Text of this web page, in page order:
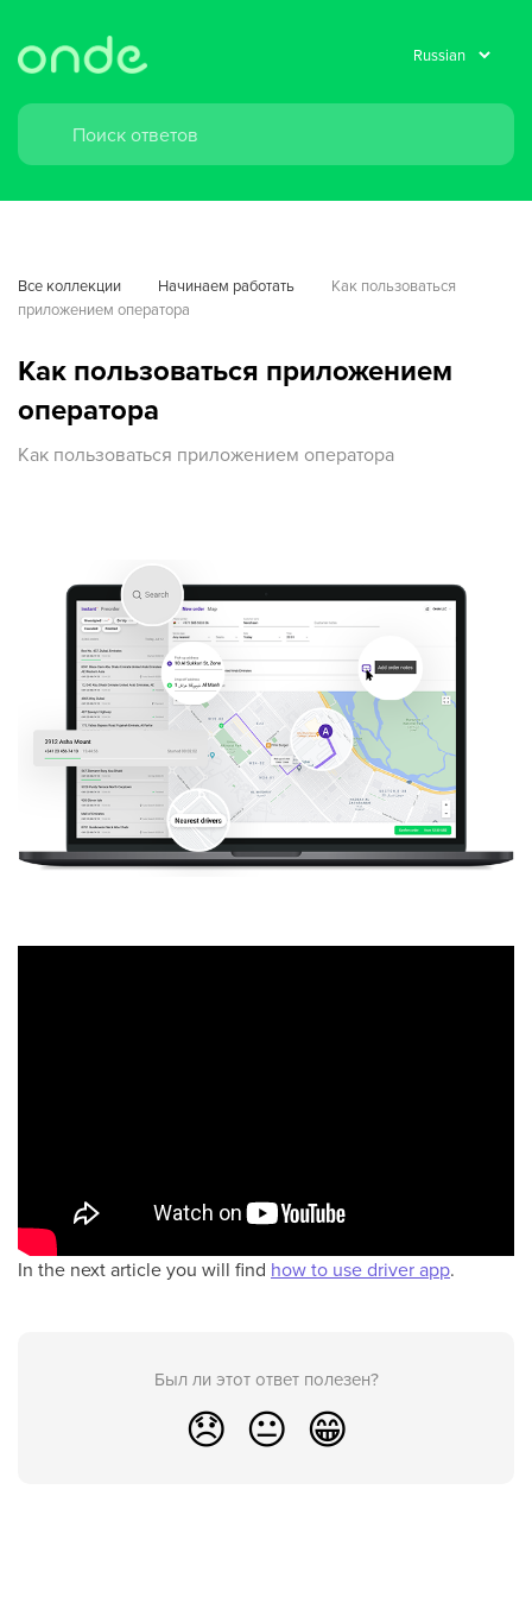
Все коллекции Начинаем работать
Как пользоваться
приложением оператора
Как пользоваться приложением
оператора
Как пользоваться приложением оператора
In the next article you will find how to use driver app.
Был ли этот ответ полезен?
😞 😐 😁